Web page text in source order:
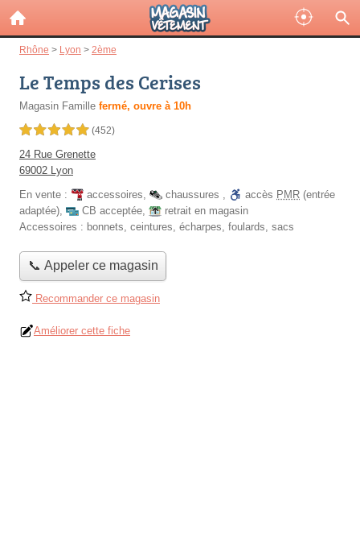
Rhône > Lyon > 2ème
Le Temps des Cerises
Magasin Famille fermé, ouvre à 10h
5,0 étoiles sur 5 (452)
24 Rue Grenette
69002 Lyon
En vente :
accessoires, chaussures , accès PMR (entrée
adaptée), CB acceptée,
retrait en magasin
Accessoires : bonnets, ceintures, écharpes, foulards, sacs
📞 Appeler ce magasin
Recommander ce magasin
Améliorer cette fiche